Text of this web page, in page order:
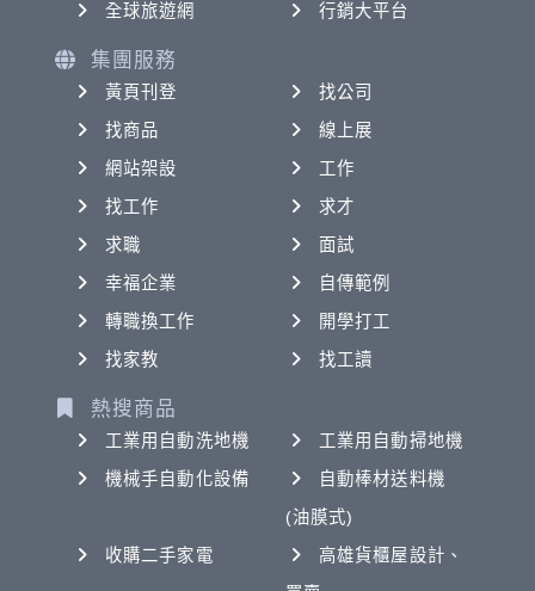
全球旅遊網
行銷大平台
集團服務
黃頁刊登
找公司
找商品
線上展
網站架設
工作
找工作
求才
求職
面試
幸福企業
自傳範例
轉職換工作
開學打工
找家教
找工讀
熱搜商品
工業用自動洗地機
工業用自動掃地機
機械手自動化設備
自動棒材送料機
(油膜式)
收購二手家電
高雄貨櫃屋設計、